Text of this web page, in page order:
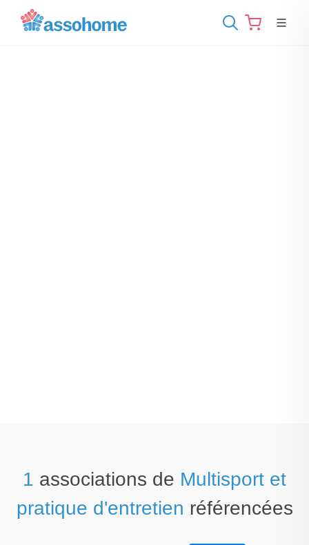
1 associations de Multisport et
pratique d'entretien référencées